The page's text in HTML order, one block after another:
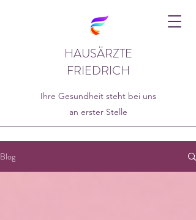
HAUSÄRZTE
FRIEDRICH
Ihre Gesundheit steht bei uns
an erster Stelle
Blog